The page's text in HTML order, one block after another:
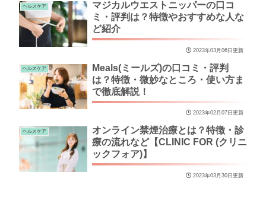
ヘルスケア
マジカルウエストニッパーの口コ
ミ・評判は？特徴やおすすめな人な
ど紹介
2023年03月06日更新
ヘルスケア
Meals(ミールズ)の口コミ・評判
は？特徴・微妙なところ・使い方ま
で徹底解説！
2023年02月07日更新
ヘルスケア
オンライン禁煙治療とは？特徴・診
療の流れなど【CLINIC FOR (クリニ
ックフォア)】
2023年03月30日更新